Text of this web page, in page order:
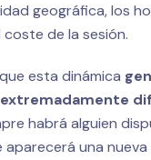
geográfica, los
de la sesión.
esta dinámica
habrá alguien
aparecerá una